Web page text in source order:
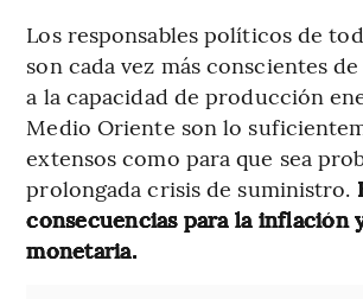
Los responsables políticos de
son cada vez más conscientes
a la capacidad de producción
Medio Oriente son lo
extensos como para que sea
prolongada crisis de suministro.
consecuencias para la inflación
monetaria.